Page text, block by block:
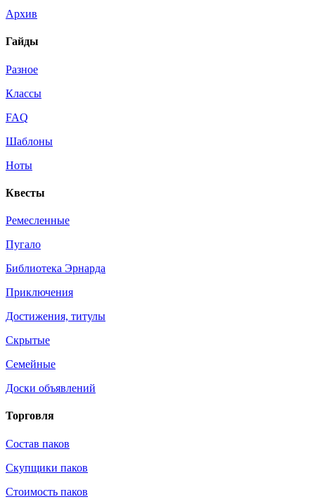
Архив
Гайды
Разное
Классы
FAQ
Шаблоны
Ноты
Квесты
Ремесленные
Пугало
Библиотека Эрнарда
Приключения
Достижения, титулы
Скрытые
Семейные
Доски объявлений
Торговля
Состав паков
Скупщики паков
Стоимость паков